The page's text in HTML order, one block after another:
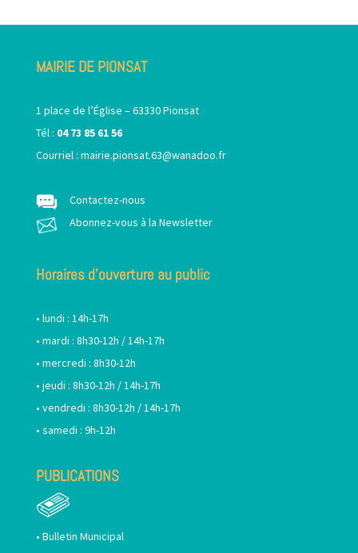
MAIRIE DE PIONSAT
1 place de l’Église – 63330 Pionsat
Tél : 04 73 85 61 56
Courriel : mairie.pionsat.63@wanadoo.fr
Contactez-nous
Abonnez-vous à la Newsletter
Horaires d’ouverture au public
• lundi : 14h-17h
• mardi : 8h30-12h / 14h-17h
• mercredi : 8h30-12h
• jeudi : 8h30-12h / 14h-17h
• vendredi : 8h30-12h / 14h-17h
• samedi : 9h-12h
PUBLICATIONS
• Bulletin Municipal